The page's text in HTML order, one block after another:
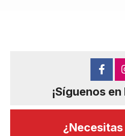
¡Síguenos